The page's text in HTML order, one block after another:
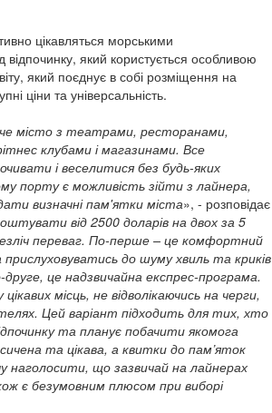
цікавляться морськими
який користується особливою
який поєднує в собі розміщення на
ціни та універсальність.
місто з театрами, ресторанами,
клубами і магазинами. Все
і веселитися без будь-яких
порту є можливість зійти з лайнера,
визначні пам'ятки міста», - розповідає
від 2500 доларів на двох за 5
переваг. По-перше – це комфортний
до шуму хвиль та криків
це надзвичайна експрес-програма.
місць, не відволікаючись на черги,
Цей варіант підходить для тих, хто
та планує побачити якомога
та цікава, а квитки до пам’яток
наголосити, що зазвичай на лайнерах
є безумовним плюсом при виборі